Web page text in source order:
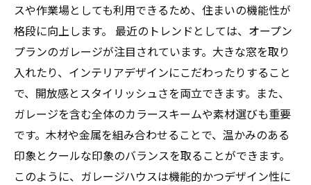
スや作業場としても利用できるため、住まいの機能性が
格段に向上します。 最近のトレンドとしては、オープン
プランのガレージが注目されています。大きな窓を取り
入れたり、インテリアデザインにこだわったりすること
で、開放感とスタイリッシュさを両立できます。また、
ガレージを含む全体のカラースキームや素材選びも重要
です。木材や金属を組み合わせることで、温かみのある
印象とクールな印象のバランスを取ることができます。
このように、ガレージハウスは機能的かつデザイン性に